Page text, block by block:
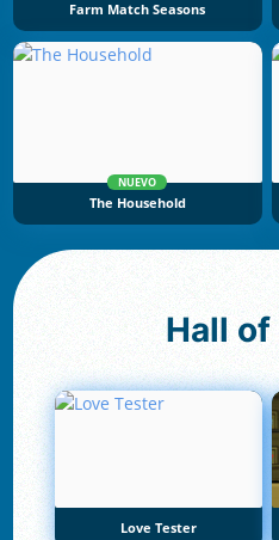
Farm Match Seasons
NUEVO
The Household
Hall of
Love Tester